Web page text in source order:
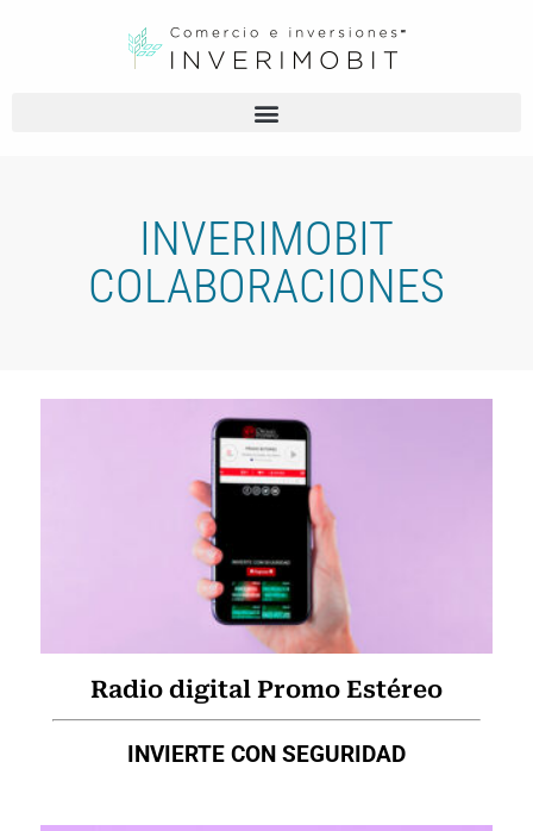
INVERIMOBIT
COLABORACIONES
Radio digital Promo Estéreo
INVIERTE CON SEGURIDAD